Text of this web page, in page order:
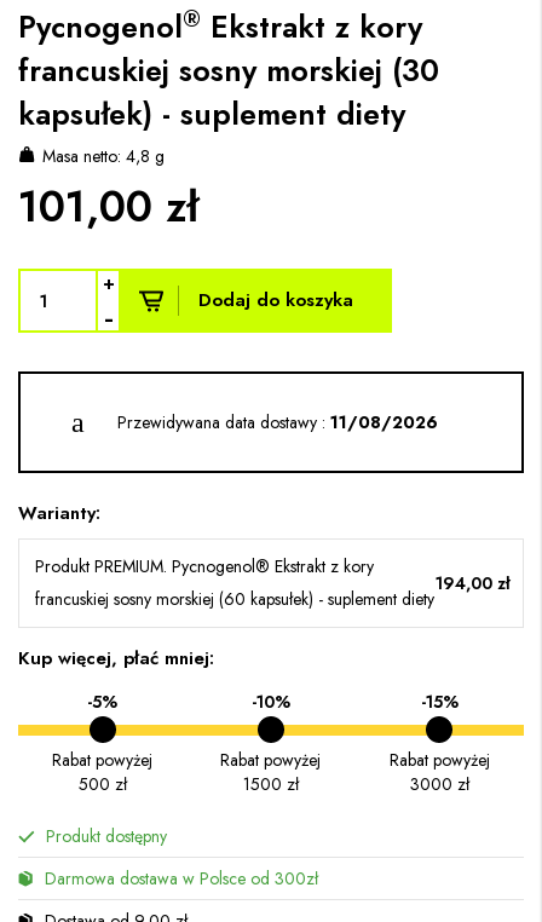
Pycnogenol® Ekstrakt z kory
francuskiej sosny morskiej (30
kapsułek) - suplement diety
Masa netto: 4,8 g
101,00 zł
+
- Dodaj do koszyka
Przewidywana data dostawy : 11/08/2026
Warianty:
Produkt PREMIUM. Pycnogenol® Ekstrakt z kory
francuskiej sosny morskiej (60 kapsułek) - suplement diety
194,00 zł
Kup więcej, płać mniej:
-5%
Rabat powyżej
500 zł
-10%
Rabat powyżej
1500 zł
-15%
Rabat powyżej
3000 zł
Produkt dostępny
Darmowa dostawa w Polsce od 300zł